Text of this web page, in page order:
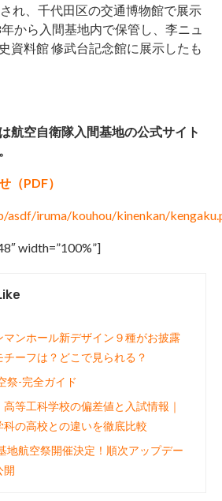
れ、千代田区の交通博物館で展示
から入間基地内で保管し、李ニュ
資料館 修武台記念館に展示したも
航空自衛隊入間基地の公式サイト
（PDF）
asdf/iruma/kouhou/kinenkan/
width=”100%”]
マンホール新デザイン９種がお披露
ーフは？どこで見られる？
祭-完全ガイド
高等工科学校の偏差値と入試情報｜
の高校との違いを徹底比較
地航空祭開催決定！順次アップデー
開